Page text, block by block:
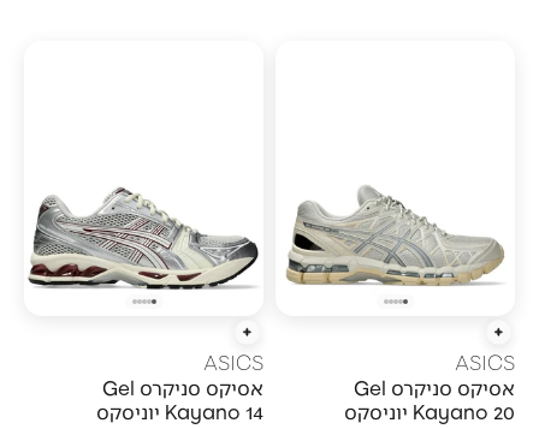
הוספה מהירה
ASICS
אסיקס סניקרס Gel
Kayano 20 יוניסקס
הוספה מהירה
ASICS
אסיקס סניקרס Gel
Kayano 14 יוניסקס